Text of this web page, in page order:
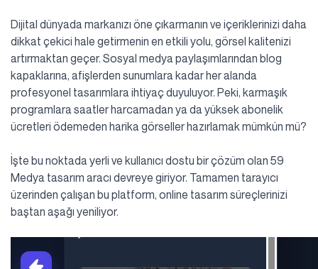
Dijital dünyada markanızı öne çıkarmanın ve içeriklerinizi daha
dikkat çekici hale getirmenin en etkili yolu, görsel kalitenizi
artırmaktan geçer. Sosyal medya paylaşımlarından blog
kapaklarına, afişlerden sunumlara kadar her alanda
profesyonel tasarımlara ihtiyaç duyuluyor. Peki, karmaşık
programlara saatler harcamadan ya da yüksek abonelik
ücretleri ödemeden harika görseller hazırlamak mümkün mü?
İşte bu noktada yerli ve kullanıcı dostu bir çözüm olan 59
Medya tasarım aracı devreye giriyor. Tamamen tarayıcı
üzerinden çalışan bu platform, online tasarım süreçlerinizi
baştan aşağı yeniliyor.